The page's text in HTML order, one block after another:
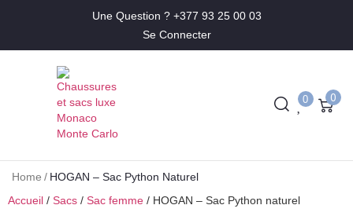
Une Question ? +377 93 25 00 03
Se Connecter
0 0
Home / HOGAN – Sac Python Naturel
Accueil / Sacs / Sac femme / HOGAN – Sac Python naturel